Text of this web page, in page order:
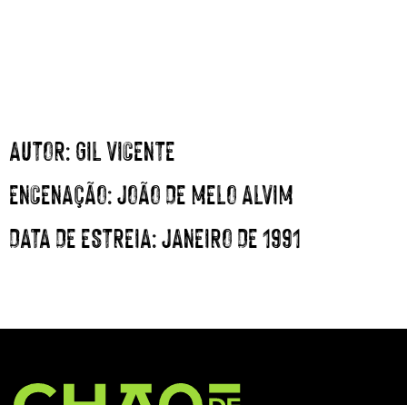
AUTOR: GIL VICENTE
ENCENAÇÃO: JOÃO DE MELO ALVIM
DATA DE ESTREIA: JANEIRO DE 1991